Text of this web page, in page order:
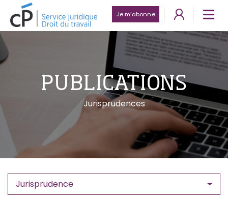
Je m’abonne
PUBLICATIONS
Jurisprudences
Jurisprudence